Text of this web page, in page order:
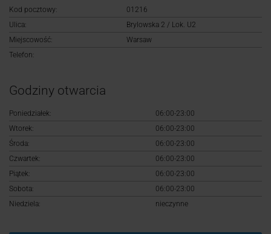
Logowanie
Kod pocztowy:
01216
Ulica:
Brylowska 2 / Lok. U2
Miejscowość:
Warsaw
Telefon:
Godziny otwarcia
Poniedziałek:
06:00-23:00
Wtorek:
06:00-23:00
Środa:
06:00-23:00
Czwartek:
06:00-23:00
Piątek:
06:00-23:00
Sobota:
06:00-23:00
Niedziela:
nieczynne